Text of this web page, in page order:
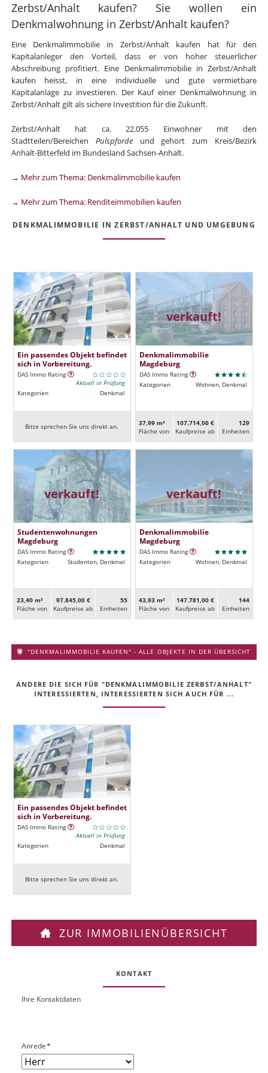
Zerbst/Anhalt kaufen? Sie wollen ein
Denkmalwohnung in Zerbst/Anhalt kaufen?
Eine Denkmalimmobilie in Zerbst/Anhalt kaufen hat für den
Kapitalanleger den Vorteil, dass er von hoher steuerlicher
Abschreibung profitiert. Eine Denkmalimmobilie in Zerbst/Anhalt
kaufen heisst, in eine individuelle und gute vermietbare
Kapitalanlage zu investieren. Der Kauf einer Denkmalwohnung in
Zerbst/Anhalt gilt als sichere Investition für die Zukunft.
Zerbst/Anhalt hat ca. 22.055 Einwohner mit den
Stadtteilen/Bereichen Pulspfordeund gehört zum Kreis/Bezirk
Anhalt-Bitterfeld im Bundesland Sachsen-Anhalt.
→ Mehr zum Thema: Denkmalimmobilie kaufen
→ Mehr zum Thema: Renditeimmobilien kaufen
DENKMALIMMOBILIE IN ZERBST/ANHALT UND UMGEBUNG
Ein passendes Objekt befindet
sich in Vorbereitung.
DAS Immo Rating
Aktuell in Prüfung
Kategorien
Denkmal
Bitte sprechen Sie uns direkt an.
verkauft!
Denkmalimmobilie
Magdeburg
DAS Immo Rating
Kategorien
Wohnen, Denkmal
37,99 m²
Fläche von
107.714,00 €
Kaufpreise ab
129
Ein­heiten
verkauft!
Studentenwohnungen
Magdeburg
DAS Immo Rating
Kategorien
Studenten, Denkmal
23,40 m²
Fläche von
97.845,00 €
Kaufpreise ab
55
Ein­heiten
verkauft!
Denkmalimmobilie
Magdeburg
DAS Immo Rating
Kategorien
Wohnen, Denkmal
43,93 m²
Fläche von
147.781,00 €
Kaufpreise ab
144
Ein­heiten
"DENKMALIMMOBILIE KAUFEN" - ALLE OBJEKTE IN DER ÜBERSICHT
ANDERE DIE SICH FÜR "DENKMALIMMOBILIE ZERBST/ANHALT"
INTERESSIERTEN, INTERESSIERTEN SICH AUCH FÜR ...
Ein passendes Objekt befindet
sich in Vorbereitung.
DAS Immo Rating
Aktuell in Prüfung
Kategorien
Denkmal
Bitte sprechen Sie uns direkt an.
ZUR IMMOBILIENÜBERSICHT
KONTAKT
O
k
UIhre Kontaktdaten
P
f
l
Anrede*